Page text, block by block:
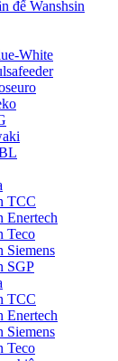
đế Wanshsin
White
TCC
Enertech
Teco
Siemens
SGP
TCC
Enertech
Siemens
Teco